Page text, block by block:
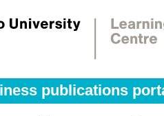
publications